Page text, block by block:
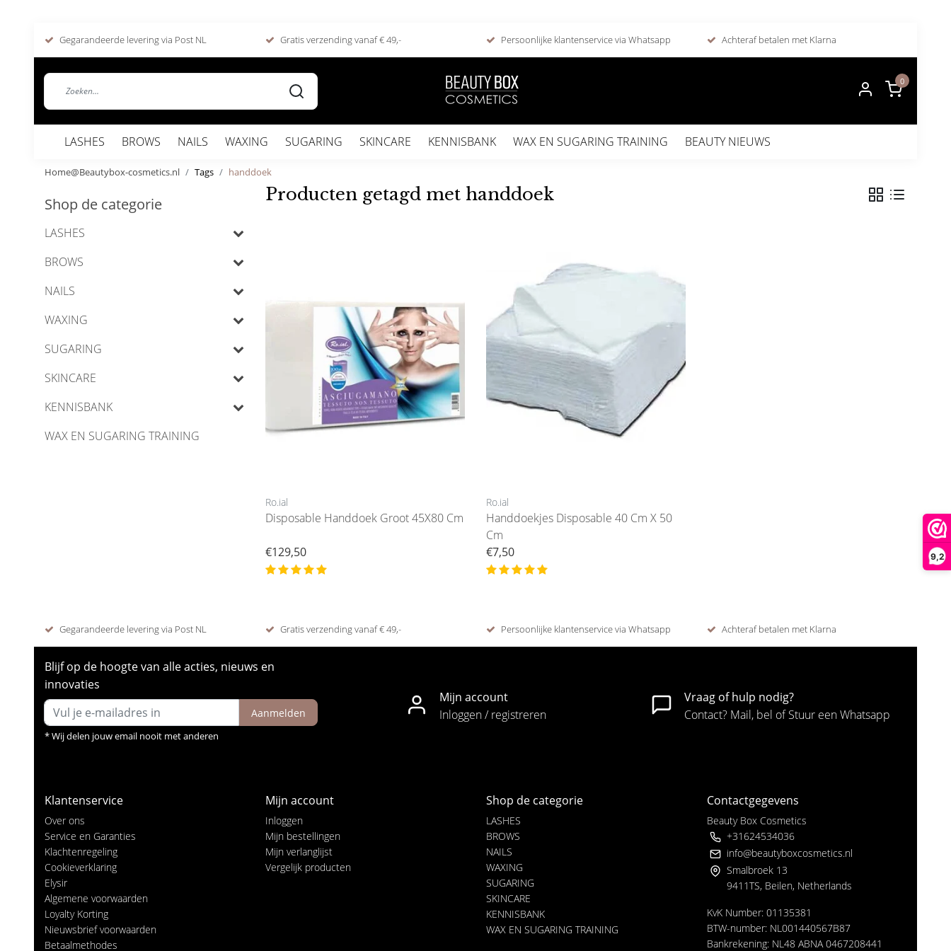
9,2
Gegarandeerde levering via Post NL Gratis verzending vanaf € 49,- Persoonlijke klantenservice via Whatsapp Achteraf betalen met Klarna
0
LASHES BROWS NAILS WAXING SUGARING SKINCARE KENNISBANK WAX EN SUGARING TRAINING BEAUTY NIEUWS
Home@Beautybox-cosmetics.nl Tags handdoek
Shop de categorie
LASHES
BROWS
NAILS
WAXING
SUGARING
SKINCARE
KENNISBANK
WAX EN SUGARING TRAINING
Producten getagd met handdoek
Ro.ial
Disposable Handdoek Groot 45X80 Cm
€129,50
Ro.ial
Handdoekjes Disposable 40 Cm X 50
Cm
€7,50
Gegarandeerde levering via Post NL Gratis verzending vanaf € 49,- Persoonlijke klantenservice via Whatsapp Achteraf betalen met Klarna
Blijf op de hoogte van alle acties, nieuws en
innovaties
Aanmelden
* Wij delen jouw email nooit met anderen
Mijn account
Inloggen / registreren
Vraag of hulp nodig?
Contact? Mail, bel of Stuur een Whatsapp
Klantenservice
Over ons
Service en Garanties
Klachtenregeling
Cookieverklaring
Elysir
Algemene voorwaarden
Loyalty Korting
Nieuwsbrief voorwaarden
Betaalmethodes
Mijn account
Inloggen
Mijn bestellingen
Mijn verlanglijst
Vergelijk producten
Shop de categorie
LASHES
BROWS
NAILS
WAXING
SUGARING
SKINCARE
KENNISBANK
WAX EN SUGARING TRAINING
Contactgegevens
Beauty Box Cosmetics
+31624534036
info@beautyboxcosmetics.nl
Smalbroek 13
9411TS, Beilen, Netherlands
KvK Number: 01135381
BTW-number: NL001440567B87
Bankrekening: NL48 ABNA 0467208441